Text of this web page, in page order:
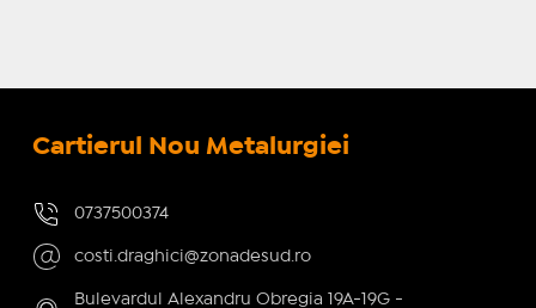
Cartierul Nou Metalurgiei
0737500374
costi.draghici@zonadesud.ro
Bulevardul Alexandru Obregia 19A-19G -